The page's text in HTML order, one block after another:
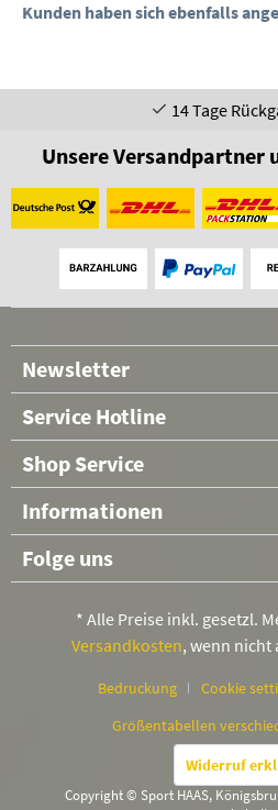
Kunden haben sich ebenfalls
14 Tage Rückgaberecht
Unsere Versandpartner
Newsletter
Service Hotline
Shop Service
Informationen
Folge uns
* Alle Preise inkl. gesetzl.
Versandkosten, wenn nicht
Bedruckung Cookie
Größentabellen
Widerruf
Copyright © Sport HAAS,